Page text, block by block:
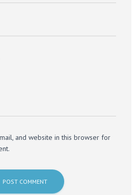
and website in this browser for